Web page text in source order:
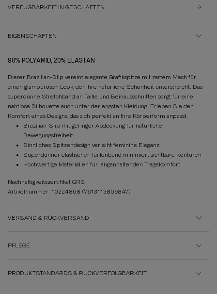
VERFÜGBARKEIT IN GESCHÄFTEN
EIGENSCHAFTEN
80% POLYAMID, 20% ELASTAN
Dieser Brazilian-Slip vereint elegante Grafikspitze mit zartem Mesh für
einen glamourösen Look, der Ihre natürliche Schönheit unterstreicht. Das
superdünne Stretchband an Taille und Beinausschnitten sorgt für eine
nahtlose Silhouette auch unter der engsten Kleidung. Erleben Sie den
Komfort eines Designs, das sich perfekt an Ihre Körperform anpasst.
Brazilian-Slip mit geringer Abdeckung für natürliche
Bewegungsfreiheit
Sinnliches Spitzendesign verleiht feminine Eleganz
Superdünner elastischer Taillenbund minimiert sichtbare Konturen
Hochwertige Materialien für langanhaltenden Tragekomfort
Nachhaltigkeitszertifikat GRS
Artikelnummer: 10224868 (7613113809847)
VERSAND & RÜCKVERSAND
PFLEGE
PRODUKTSTANDARDS & RÜCKVERFOLGBARKEIT